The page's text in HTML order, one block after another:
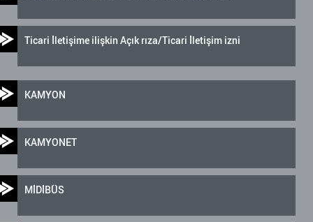
Ticari İletişime ilişkin Açık rıza/Ticari İletişim izni
KAMYON
KAMYONET
MİDİBÜS